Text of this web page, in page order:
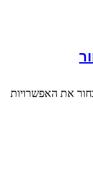
את האפשרויות